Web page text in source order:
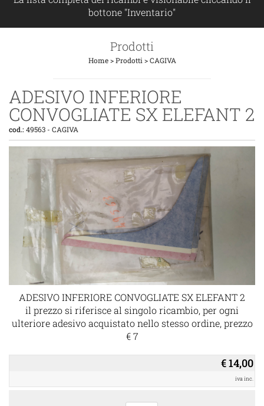
bottone "Inventario"
Prodotti
Home>Prodotti >CAGIVA
ADESIVO INFERIORE
CONVOGLIATE SX ELEFANT 2
cod.:49563 - CAGIVA
ADESIVO INFERIORE CONVOGLIATE SX ELEFANT 2
il prezzo si riferisce al singolo ricambio, per ogni
ulteriore adesivo acquistato nello stesso ordine, prezzo
€ 7
€ 14,00
iva inc.